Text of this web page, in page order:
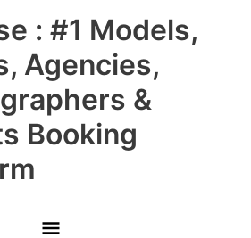
: #1 Models,
Agencies,
&
Booking
Main
Menu